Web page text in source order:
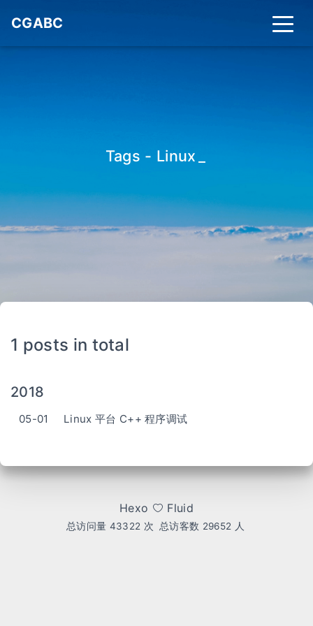
CGABC
Tags - Linux
1 posts in total
2018
05-01 Linux 平台 C++ 程序调试
Hexo Fluid
总访问量 43322 次 总访客数 29652 人